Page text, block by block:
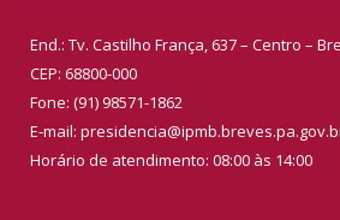
End.: Tv. Castilho França, 637 – Centro –
CEP: 68800-000
Fone: (91) 98571-1862
E-mail:
Horário de atendimento: 08:00 às 14:00